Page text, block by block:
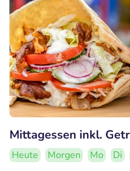
Mittagessen inkl.
Heute Morgen Mo Di